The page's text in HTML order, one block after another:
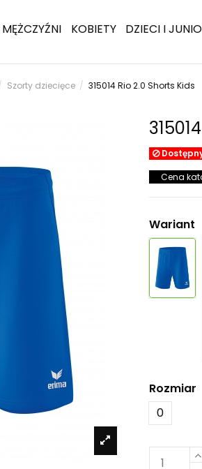
MĘŻCZYŹNI KOBIETY DZIECI I
Szorty dziecięce 315014 Rio 2.0 Shorts Kids
Cena
Wariant
Rozmiar
0